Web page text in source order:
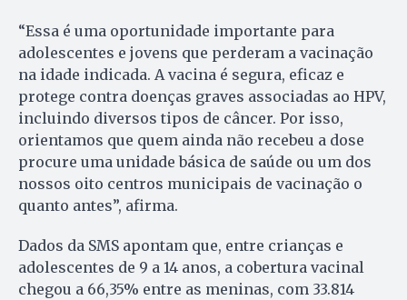
“Essa é uma oportunidade importante para
adolescentes e jovens que perderam a vacinação
na idade indicada. A vacina é segura, eficaz e
protege contra doenças graves associadas ao HPV,
incluindo diversos tipos de câncer. Por isso,
orientamos que quem ainda não recebeu a dose
procure uma unidade básica de saúde ou um dos
nossos oito centros municipais de vacinação o
quanto antes”, afirma.
Dados da SMS apontam que, entre crianças e
adolescentes de 9 a 14 anos, a cobertura vacinal
chegou a 66,35% entre as meninas, com 33.814